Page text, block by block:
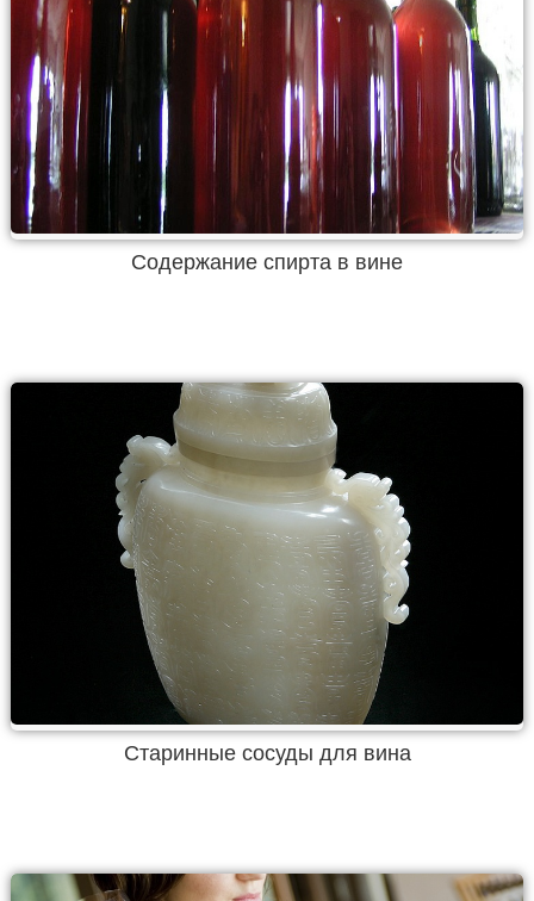
Содержание спирта в вине
Старинные сосуды для вина